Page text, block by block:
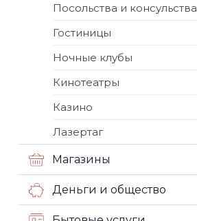
Посольства и консульства
Гостиницы
Ночные клубы
Кинотеатры
Казино
Лазертаг
Магазины
Деньги и общество